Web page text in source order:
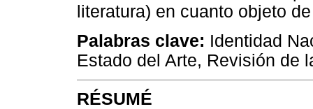
literatura) en cuanto objeto
Palabras clave: Identidad
Estado del Arte, Revisión de
RÉSUMÉ